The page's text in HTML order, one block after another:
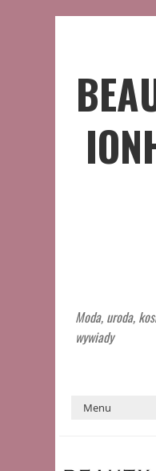
Moda, uroda,
wywiady